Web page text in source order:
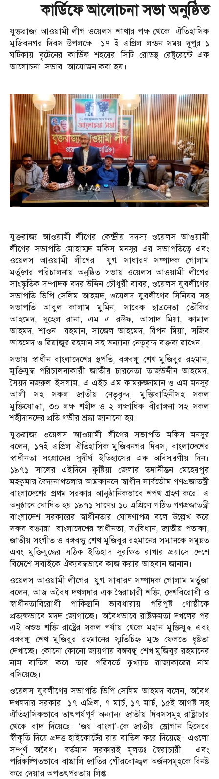
কার্ডিফে আলোচনা সভা অনুষ্ঠিত
যুক্তরাজ্য আওয়ামী লীগ ওয়েলস শাখার পক্ষ থেকে ঐতিহাসিক
মুজিবনগর দিবস উপলক্ষে ১৭ ই এপ্রিল লন্ডন সময় দূপুর ১
ঘটিকায় বৃটেনের কার্ডিফ শহরের সিটি রোডস্থ রেষ্টুরেন্টে এক
আলোচনা সভার আয়োজন করা হয়।
যুক্তরাজ্য আওয়ামী লীগের কেন্দ্রীয় সদস্য ওয়েলস আওয়ামী
লীগের সভাপতি মোহাম্মদ মকিস মনসুর এর সভাপতিত্বে এবং
ওয়েলস আওয়ামী লীগের যুগ্ম সাধারণ সম্পাদক গোলাম
মর্তুজার পরিচালনায় অনুষ্ঠিত সভায় ওয়েলস আওয়ামী লীগের
সাংস্কৃতিক সম্পাদক বদর উদ্দিন চৌধুরী বাবর, ওয়েলস যুবলীগের
সভাপতি ভিপি সেলিম আহমদ, ওয়েলস যুবলীগের সিনিয়র সহ
সভাপতি আবুল কালাম মুমিন, সাবেক ছাত্রনেতা তৌকির
আহমেদ, সুহেল রানা, এম এ রউফ, আসাদ মিয়া, কামাল
আহমদ, শাওন রহমান, সাজেল আহমেদ, রিপন মিয়া, সজিব
আহমেদ ও রিয়াজুর রহমান সহ অন্যান্য নেতৃবৃন্দ বক্তব্য রাখেন।
সভায় স্বাধীন বাংলাদেশের স্থপতি, বঙ্গবন্ধু শেখ মুজিবুর রহমান,
মুক্তিযুদ্ধ পরিচালনাকারী জাতীয় চারনেতা তাজউদ্দীন আহমেদ,
সৈয়দ নজরুল ইসলাম, এ এইচ এম কামরুজ্জামান ও এম মনসুর
আলী সহ সকল জাতীয় নেতৃবৃন্দ, মুক্তিবাহিনীসহ সকল
মুক্তিযোদ্ধা, ৩০ লক্ষ শহীদ ও ২ লক্ষাধিক বীরাঙ্গনা সহ সকল
শহীদানদের প্রতি গভীর শ্রদ্ধা জানানো হয়।
যুক্তরাজ্য ওয়েলস আওয়ামী লীগের সভাপতি মকিস মনসুর
বলেন, ১৭ই এপ্রিল ঐতিহাসিক মুজিবনগর দিবস, বাংলাদেশের
স্বাধীনতা সংগ্রামের সুদীর্ঘ ইতিহাসের এক অবিস্মরণীয় দিন।
১৯৭১ সালের এইদিনে কুষ্টিয়া জেলার তদানীন্তন মেহেরপুর
মহকুমার বৈদ্যনাথতলার আম্রকাননে স্বাধীন সার্বভৌম গণপ্রজাতন্ত্রী
বাংলাদেশের প্রথম সরকার আনুষ্ঠানিকভাবে শপথ গ্রহণ করে। এ
অনুষ্ঠানে ঘোষিত হয় ১৯৭১ সালের ১০ এপ্রিলে গঠিত গণপ্রজাতন্ত্রী
বাংলাদেশ সরকারের স্বাধীনতার ঘোষণাপত্র বলে উল্লেখ করে
সকল বক্তারা বাংলাদেশের স্বাধীনতা, সংবিধান, জাতীয় পতাকা,
জাতীয় সংগীত ও বঙ্গবন্ধু শেখ মুজিবুর রহমানের সম্মানকে সমুন্নত
এবং মুক্তিযুদ্ধের সঠিক ইতিহাস সুরক্ষিত রাখার প্রয়াসে দেশে
বিদেশে সবাইকে ঐক্যবদ্ধভাবে কাজ করার আহবান জানান।
ওয়েলস আওয়ামী লীগের যুগ্ম সাধারণ সম্পাদক গোলাম মর্তুজা
বলেন, আজ অবৈধ দখলদার এক স্বৈরাচারী শক্তি, দেশবিরোধী ও
স্বাধীনতাবিরোধী পাকিস্তানি ভাবধারায় পরিপুষ্ট গোষ্ঠীকে
প্রত্যক্ষভাবে মদদ জোগাচ্ছে। অবৈধভাবে রাষ্ট্রক্ষমতা দখলের পর
এই অশুভ শক্তি রাষ্ট্রের সকল পর্যায় থেকে মহান মুক্তিযুদ্ধ এবং
বঙ্গবন্ধু শেখ মুজিবুর রহমানের স্মৃতিচিহ্ন মুছে ফেলতে ধৃষ্টতা
দেখাচ্ছে। কোনো কোনো জায়গায় বঙ্গবন্ধু শেখ মুজিবুর রহমানের
নাম বাতিল করে তার পরিবর্তে কুখ্যাত রাজাকারের নাম
বসিয়েছে।
ওয়েলস যুবলীগের সভাপতি ভিপি সেলিম আহমদ বলেন, অবৈধ
দখলদার সরকার ১৭ এপ্রিল, ৭ মার্চ, ১৭ মার্চ, ১৫ই আগষ্ট সহ
ঐতিহাসিকভাবে তাৎপর্যপূর্ণ অন্যান্য জাতীয় দিবসসমূহ রাষ্ট্রাচার
থেকে বাদ দিয়েছে। ‘জয় বাংলা’-কে জাতীয় স্লোগান হিসেবে
স্বীকৃতি দিয়ে প্রদত্ত হাইকোর্টের রায় বাতিল করে দিয়েছে। এগুলো
সম্পূর্ণ অবৈধ। বর্তমান সরকারই মূলতঃ স্বৈরাচারী এবং
পরিকল্পিতভাবে বাঙালি জাতির গৌরবোজ্জ্বল অর্জনসমূহকে বিনষ্ট
করে দেয়ার অপতৎপরতায় লিপ্ত।